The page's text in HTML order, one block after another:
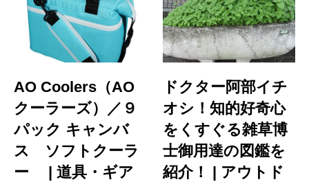
AO Coolers（AO
クーラーズ）／９
パック キャンバ
ス ソフトクーラ
ー | 道具・ギア
ドクター阿部イチ
オシ！知的好奇心
をくすぐる雑草博
士御用達の図鑑を
紹介！ | アウトド